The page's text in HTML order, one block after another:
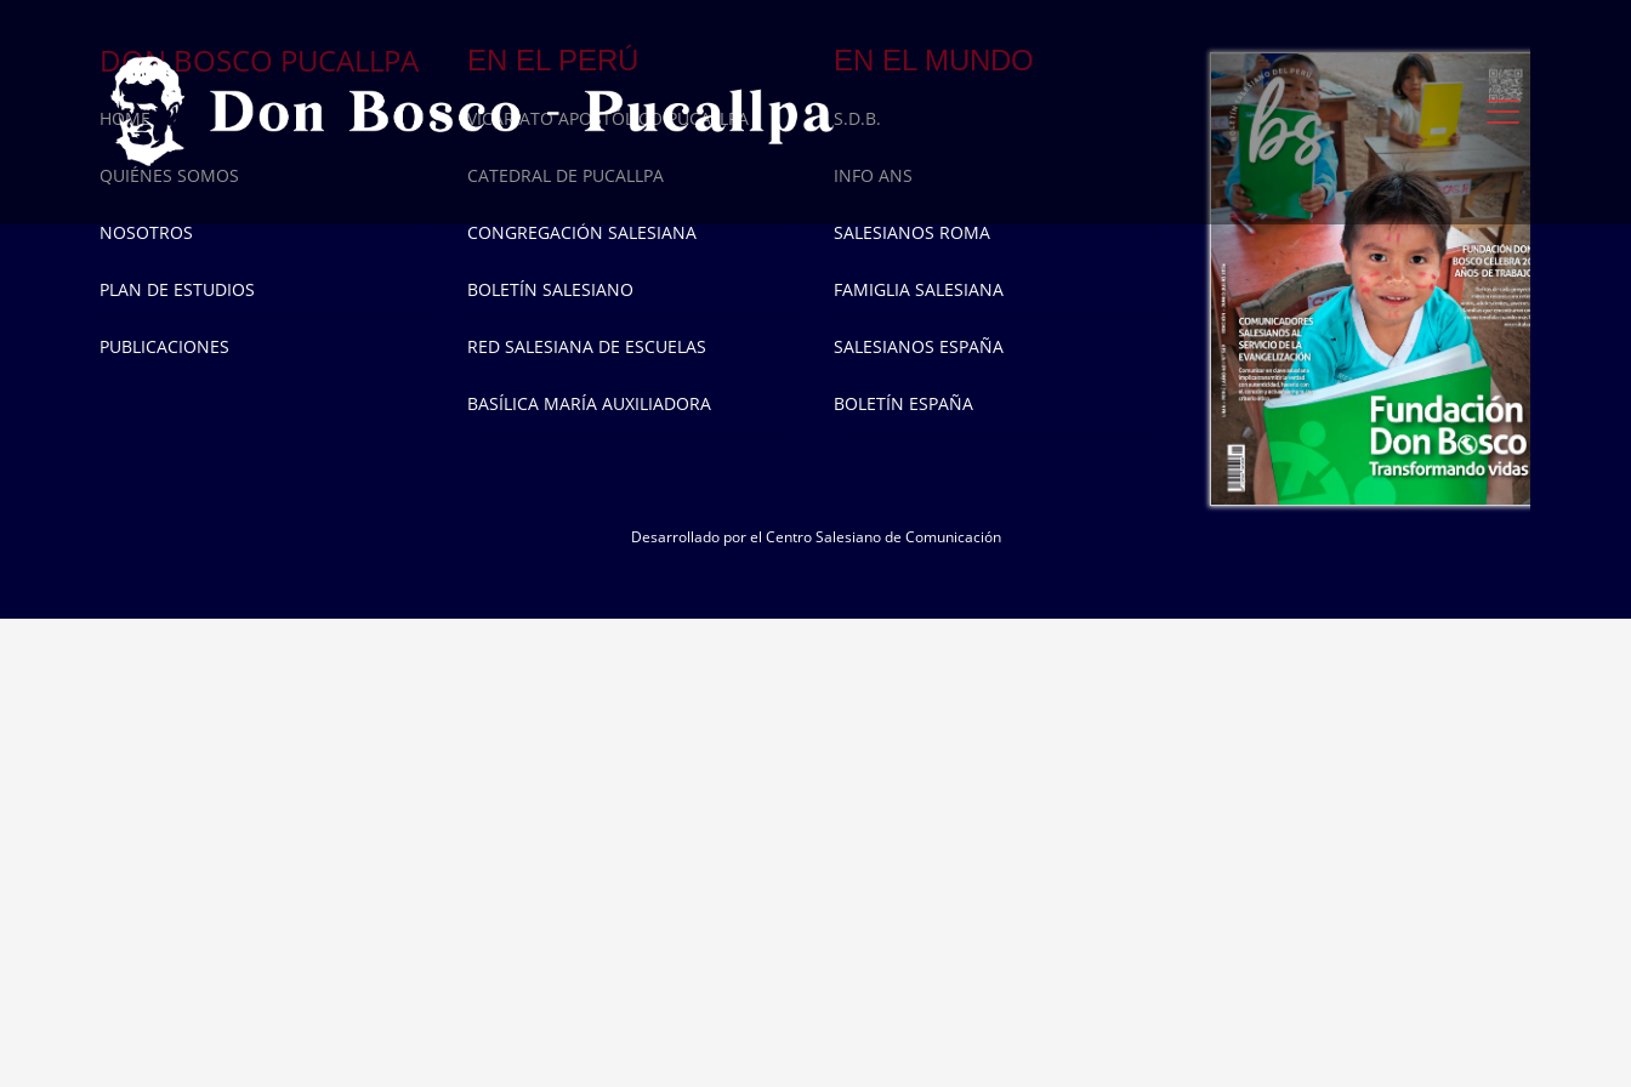
DON BOSCO PUCALLPA
HOME
QUIÉNES SOMOS
NOSOTROS
PLAN DE ESTUDIOS
PUBLICACIONES
EN EL PERÚ
VICARIATO APOSTÓLICO PUCALLPA
CATEDRAL DE PUCALLPA
CONGREGACIÓN SALESIANA
BOLETÍN SALESIANO
RED SALESIANA DE ESCUELAS
BASÍLICA MARÍA AUXILIADORA
EN EL MUNDO
S.D.B.
INFO ANS
SALESIANOS ROMA
FAMIGLIA SALESIANA
SALESIANOS ESPAÑA
BOLETÍN ESPAÑA
Desarrollado por el Centro Salesiano de Comunicación